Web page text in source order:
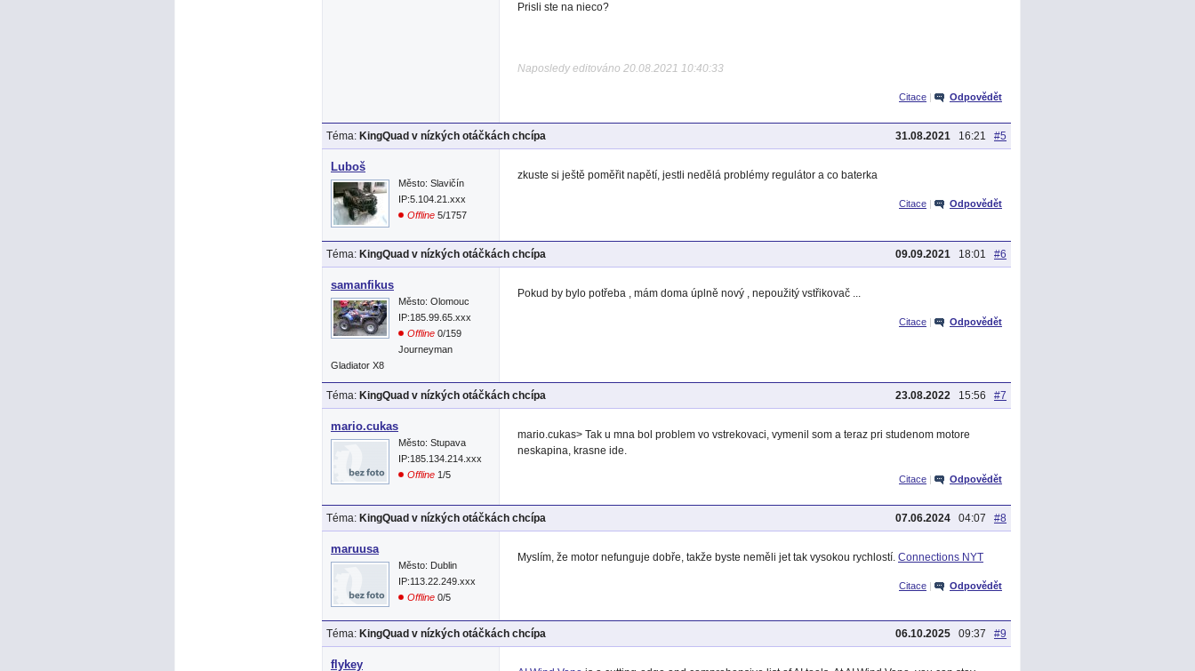
Prisli ste na nieco?
Naposledy editováno 20.08.2021 10:40:33
Citace | Odpovědět
31.08.2021 16:21 #5
Téma: KingQuad v nízkých otáčkách chcípa
Luboš
Město: Slavičín
IP:5.104.21.xxx
Offline 5/1757
zkuste si ještě poměřit napětí, jestli nedělá problémy regulátor a co baterka
Citace | Odpovědět
09.09.2021 18:01 #6
Téma: KingQuad v nízkých otáčkách chcípa
samanfikus
Město: Olomouc
IP:185.99.65.xxx
Offline 0/159
Journeyman
Gladiator X8
Pokud by bylo potřeba , mám doma úplně nový , nepoužitý vstřikovač ...
Citace | Odpovědět
23.08.2022 15:56 #7
Téma: KingQuad v nízkých otáčkách chcípa
mario.cukas
Město: Stupava
IP:185.134.214.xxx
Offline 1/5
mario.cukas> Tak u mna bol problem vo vstrekovaci, vymenil som a teraz pri studenom motore
neskapina, krasne ide.
Citace | Odpovědět
07.06.2024 04:07 #8
Téma: KingQuad v nízkých otáčkách chcípa
maruusa
Město: Dublin
IP:113.22.249.xxx
Offline 0/5
Myslím, že motor nefunguje dobře, takže byste neměli jet tak vysokou rychlostí. Connections NYT
Citace | Odpovědět
06.10.2025 09:37 #9
Téma: KingQuad v nízkých otáčkách chcípa
flykey